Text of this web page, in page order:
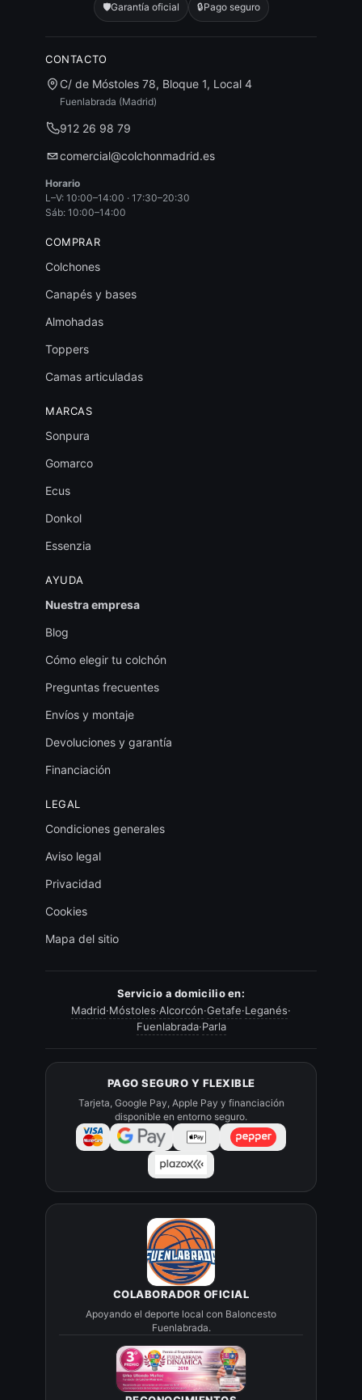
🛡️Garantía oficial 🔒Pago seguro
CONTACTO
C/ de Móstoles 78, Bloque 1, Local 4
Fuenlabrada (Madrid)
912 26 98 79
comercial@colchonmadrid.es
Horario
L–V: 10:00–14:00 · 17:30–20:30
Sáb: 10:00–14:00
COMPRAR
Colchones
Canapés y bases
Almohadas
Toppers
Camas articuladas
MARCAS
Sonpura
Gomarco
Ecus
Donkol
Essenzia
AYUDA
Nuestra empresa
Blog
Cómo elegir tu colchón
Preguntas frecuentes
Envíos y montaje
Devoluciones y garantía
Financiación
LEGAL
Condiciones generales
Aviso legal
Privacidad
Cookies
Mapa del sitio
Servicio a domicilio en:
Madrid·Móstoles·Alcorcón·Getafe·Leganés·
Fuenlabrada·Parla
PAGO SEGURO Y FLEXIBLE
Tarjeta, Google Pay, Apple Pay y financiación
disponible en entorno seguro.
COLABORADOR OFICIAL
Apoyando el deporte local con Baloncesto
Fuenlabrada.